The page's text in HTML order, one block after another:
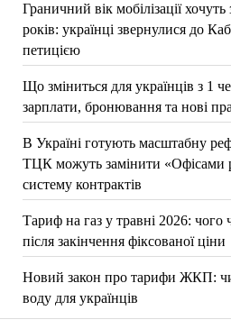
Граничний вік мобілізації
років: українці звернулися до
петицією
Що зміниться для українців з 1
зарплати, бронювання та нові
В Україні готують масштабну
ТЦК можуть замінити «Офісами
систему контрактів
Тариф на газ у травні 2026: чого
після закінчення фіксованої ціни
Новий закон про тарифи ЖКП: чи
воду для українців